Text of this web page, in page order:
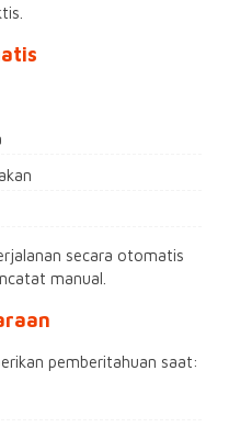
secara otomatis
manual.
pemberitahuan saat: